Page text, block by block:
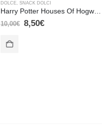
DOLCE, SNACK DOLCI
Harry Potter Houses Of Hogwarts Crests Candy Tin – Corvo Nero
10,00€ 8,50€